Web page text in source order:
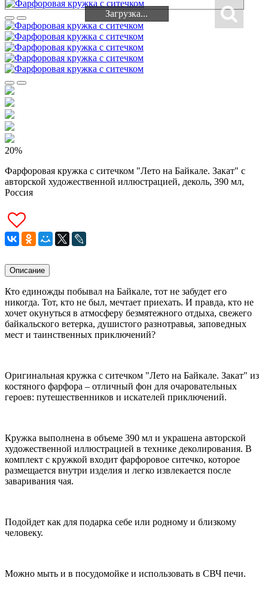
Загрузка...
Загрузка...
20%
Фарфоровая кружка с ситечком "Лето на Байкале. Закат" с
авторской художественной иллюстрацией, деколь, 390 мл,
Россия
Описание
Кто единожды побывал на Байкале, тот не забудет его
никогда. Тот, кто не был, мечтает приехать. И правда, кто не
хочет окунуться в атмосферу безмятежного отдыха, свежего
байкальского ветерка, душистого разнотравья, заповедных
мест и таинственных приключений?
Оригинальная кружка с ситечком "Лето на Байкале. Закат" из
костяного фарфора – отличный фон для очаровательных
героев: путешественников и искателей приключений.
Кружка выполнена в объеме 390 мл и украшена авторской
художественной иллюстрацией в технике деколирования. В
комплект с кружкой входит фарфоровое ситечко, которое
размещается внутри изделия и легко извлекается после
заваривания чая.
Подойдет как для подарка себе или родному и близкому
человеку.
Можно мыть и в посудомойке и использовать в СВЧ печи.